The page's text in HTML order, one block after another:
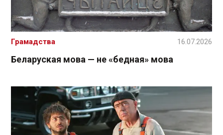
Беларуская мова — не «бедная» мова
Грамадства 16.07.2026